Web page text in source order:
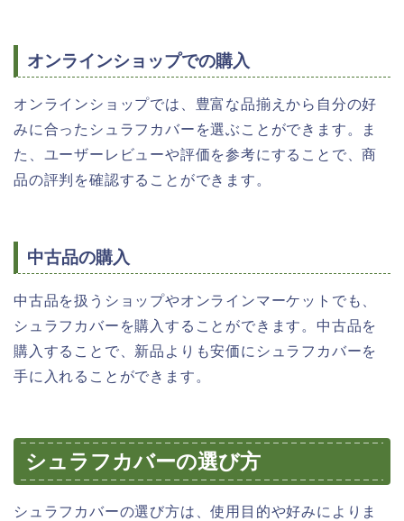
オンラインショップでの購入
オンラインショップでは、豊富な品揃えから自分の好
みに合ったシュラフカバーを選ぶことができます。ま
た、ユーザーレビューや評価を参考にすることで、商
品の評判を確認することができます。
中古品の購入
中古品を扱うショップやオンラインマーケットでも、
シュラフカバーを購入することができます。中古品を
購入することで、新品よりも安価にシュラフカバーを
手に入れることができます。
シュラフカバーの選び方
シュラフカバーの選び方は、使用目的や好みによりま